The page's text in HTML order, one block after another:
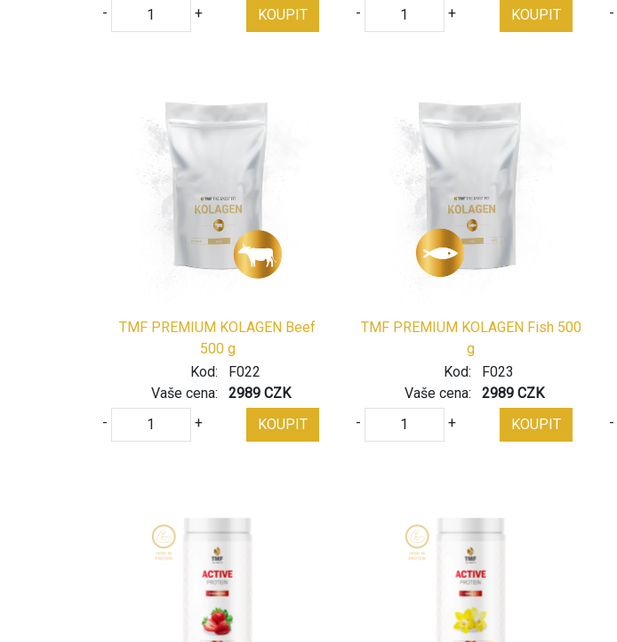
-
+ KOUPIT
-
+ KOUPIT
-
TMF PREMIUM KOLAGEN Beef
500 g
Kod:
F022
Vaše cena:
2989 CZK
-
+ KOUPIT
TMF PREMIUM KOLAGEN Fish 500
g
Kod:
F023
Vaše cena:
2989 CZK
-
+ KOUPIT
-